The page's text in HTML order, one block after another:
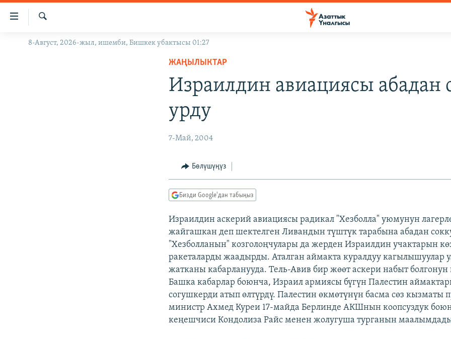
Линктер
Мазмунга
Навигацияга
ЖАҢЫЛЫКТАР
Издөө
8-Август, 2026-жыл, ишемби, Бишкек убактысы 01:27
ЖАҢЫЛЫКТАР
Израилдин авиациясы абадан
урду
7-Май, 2004
Бөлүшүңүз
Бизди Google'дан табыңыз
Израилдин аскерий авиациясы радикал "Хезболла" уюмунун
жайгашкан деп шектелген Ливандын түштүк тарабына абадан
"Хезболланын" козголоңчулары да жерден Израилдин учактарын
ракеталарды жаадырды. Аталган аймакта куралдуу кагылышуулар
жатканы кабарланууда. Тель-Авив бир жөөт аскери набыт
Башка кабарлар боюнча, Израил армиясы бүгүн Палестин
согушкерди атып өлтүрдү. Палестин өкмөтүнүн басма сөз кызматы
министр Ахмед Куреи 17-майда Берлинде АКШнын коопсуздук
кеңешчиси Кондолиза Райс менен жолугуша турганын